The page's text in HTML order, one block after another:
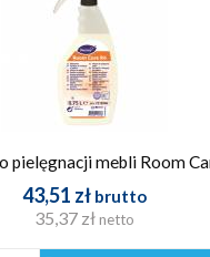
pielęgnacji mebli Room
43,51 zł brutto
35,37 zł netto